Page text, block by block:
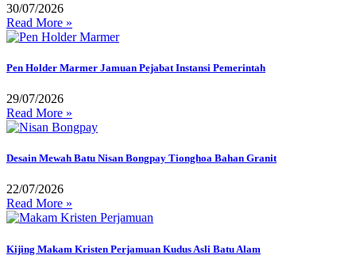
30/07/2026
Read More »
Pen Holder Marmer Jamuan Pejabat Instansi Pemerintah
29/07/2026
Read More »
Desain Mewah Batu Nisan Bongpay Tionghoa Bahan Granit
22/07/2026
Read More »
Kijing Makam Kristen Perjamuan Kudus Asli Batu Alam